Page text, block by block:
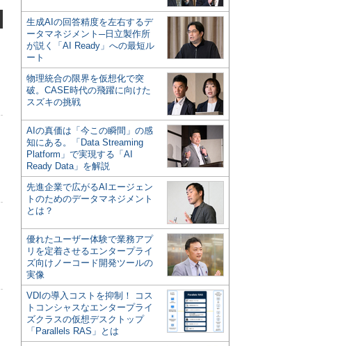
生成AIの回答精度を左右するデ
ータマネジメント─日立製作所
が説く「AI Ready」への最短ル
ート
物理統合の限界を仮想化で突
破。CASE時代の飛躍に向けた
スズキの挑戦
AIの真価は「今この瞬間」の感
知にある。「Data Streaming
Platform」で実現する「AI
Ready Data」を解説
先進企業で広がるAIエージェン
トのためのデータマネジメント
とは？
優れたユーザー体験で業務アプ
リを定着させるエンタープライ
ズ向けノーコード開発ツールの
実像
VDIの導入コストを抑制！ コス
トコンシャスなエンタープライ
ズクラスの仮想デスクトップ
「Parallels RAS」とは